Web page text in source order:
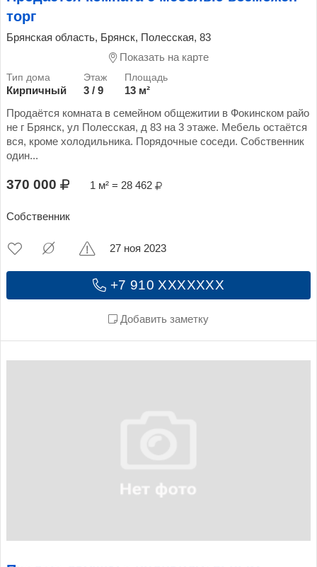
торг
Брянская область, Брянск, Полесская, 83
Показать на карте
Кирпичный 3 / 9
13 м²
Продаётся комната в семейном общежитии в Фокинском райо
не г Брянск, ул Полесская, д 83 на 3 этаже. Мебель остаётся
вся, кроме холодильника. Порядочные соседи. Собственник
один...
370 000 1 м² = 28 462
Собственник
+7 910 XXXXXXX
Добавить заметку
27 ноя 2023